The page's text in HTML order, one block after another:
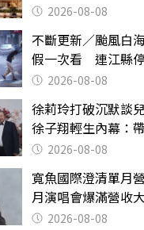
2026-08-08
不斷更新／颱風白
假一次看 連江縣
2026-08-08
徐莉玲打破沉默談
徐子翔輕生內幕：
2026-08-08
寬魚國際澄清單月
月演唱會爆滿營收
2026-08-08